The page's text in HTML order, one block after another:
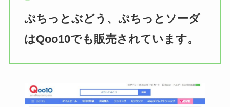
ぷちっとぶどう、ぷちっとソーダ
はQoo10でも販売されています。